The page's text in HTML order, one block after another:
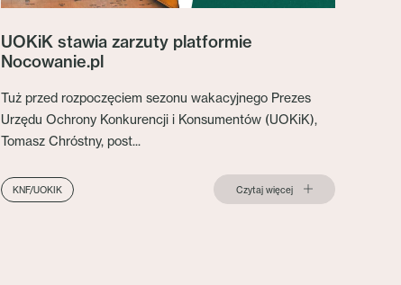
UOKiK stawia zarzuty platformie
Nocowanie.pl
Tuż przed rozpoczęciem sezonu wakacyjnego Prezes
Urzędu Ochrony Konkurencji i Konsumentów (UOKiK),
Tomasz Chróstny, post...
KNF/UOKIK Czytaj więcej